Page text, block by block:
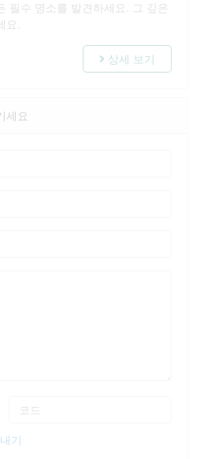
필수 명소를 발견하세요. 그 깊은
.
상세 보기
세요
기